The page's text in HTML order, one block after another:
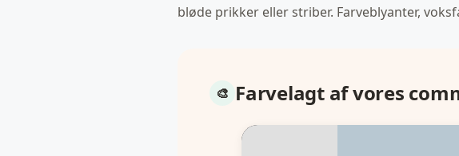
bløde prikker eller striber. Farveblyanter,
Farvelagt af vores